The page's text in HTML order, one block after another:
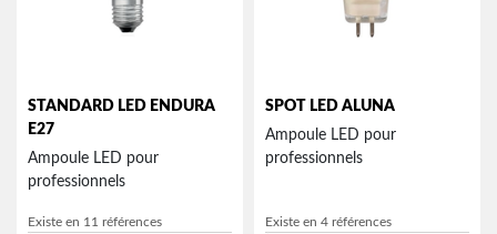
STANDARD LED ENDURA
E27
Ampoule LED pour
professionnels
Existe en 11 références
SPOT LED ALUNA
Ampoule LED pour
professionnels
Existe en 4 références